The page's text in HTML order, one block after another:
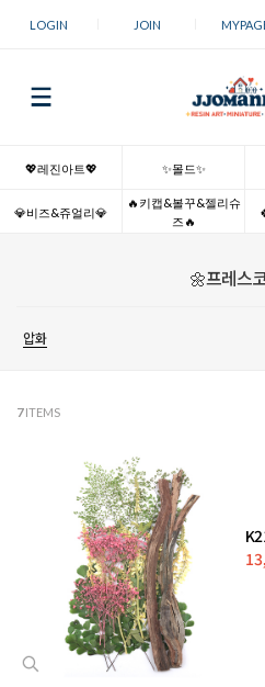
LOGIN JOIN
💖레진아트💖 ✨몰드✨
💎비즈&쥬얼리💎
🔥키캡&볼꾸&젤리슈
즈🔥
🌼프레스
압화
7 ITEMS